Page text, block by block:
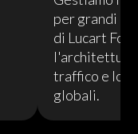
per grandi
di Lucart For
l'architettura
traffico e
globali.